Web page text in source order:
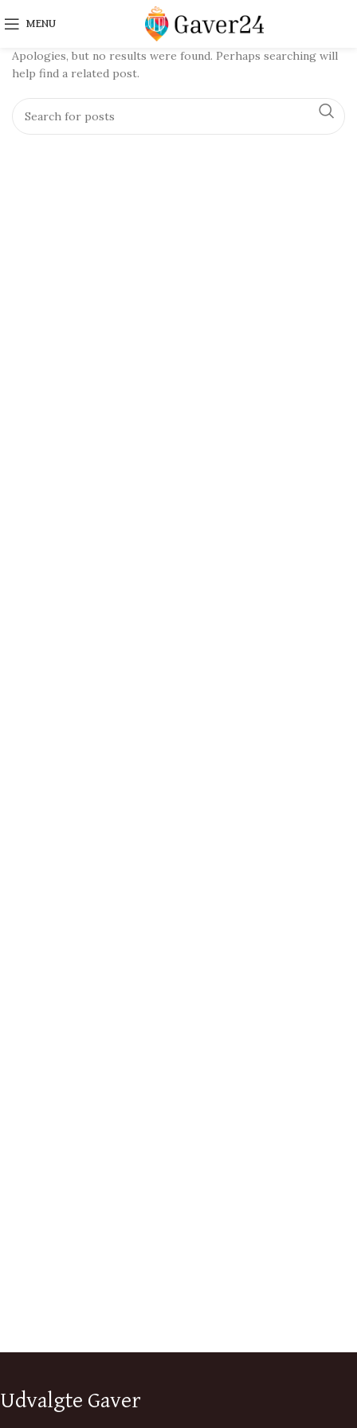
MENU
Nothing Found
Apologies, but no results were found. Perhaps searching will
help find a related post.
Udvalgte Gaver